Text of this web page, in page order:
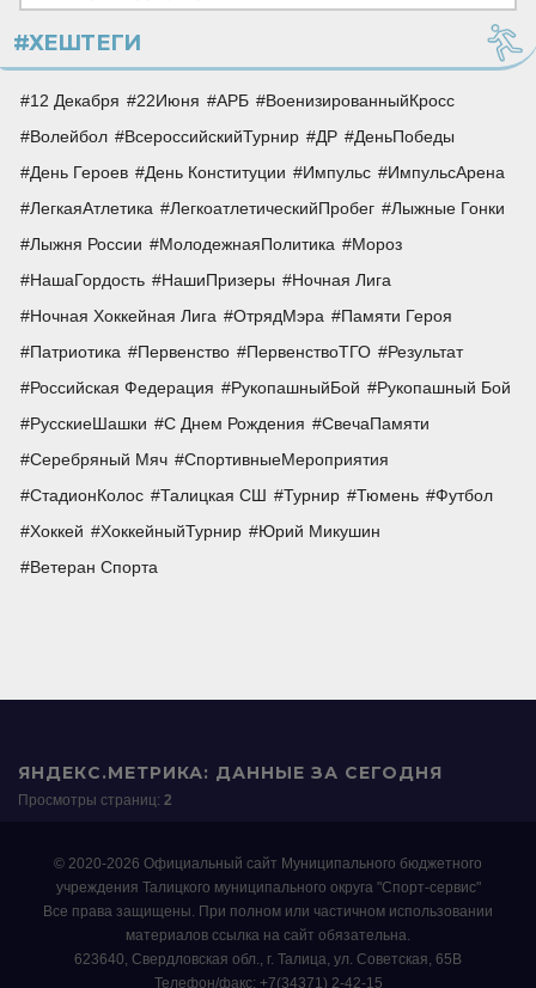
#ХЕШТЕГИ
12 Декабря 22Июня АРБ
ВоенизированныйКросс
Волейбол
ВсероссийскийТурнир ДР
ДеньПобеды
День Героев
День Конституции Импульс
ИмпульсАрена
ЛегкаяАтлетика
ЛегкоатлетическийПробег
Лыжные Гонки
Лыжня России
МолодежнаяПолитика
Мороз
НашаГордость
НашиПризеры
Ночная Лига
Ночная Хоккейная Лига
ОтрядМэра
Памяти Героя
Патриотика
Первенство ПервенствоТГО
Результат
Российская Федерация
РукопашныйБой
Рукопашный Бой
РусскиеШашки
С Днем Рождения
СвечаПамяти
Серебряный Мяч
СпортивныеМероприятия
СтадионКолос
Талицкая СШ Турнир Тюмень
Футбол
Хоккей
ХоккейныйТурнир
Юрий Микушин
Ветеран Спорта
ЯНДЕКС.МЕТРИКА: ДАННЫЕ ЗА СЕГОДНЯ
Просмотры страниц: 2
© 2020-2026 Официальный сайт Муниципального бюджетного
учреждения Талицкого муниципального округа "Спорт-сервис"
Все права защищены. При полном или частичном использовании
материалов ссылка на сайт обязательна.
623640, Свердловская обл., г. Талица, ул. Советская, 65В
Телефон/факс: +7(34371) 2-42-15